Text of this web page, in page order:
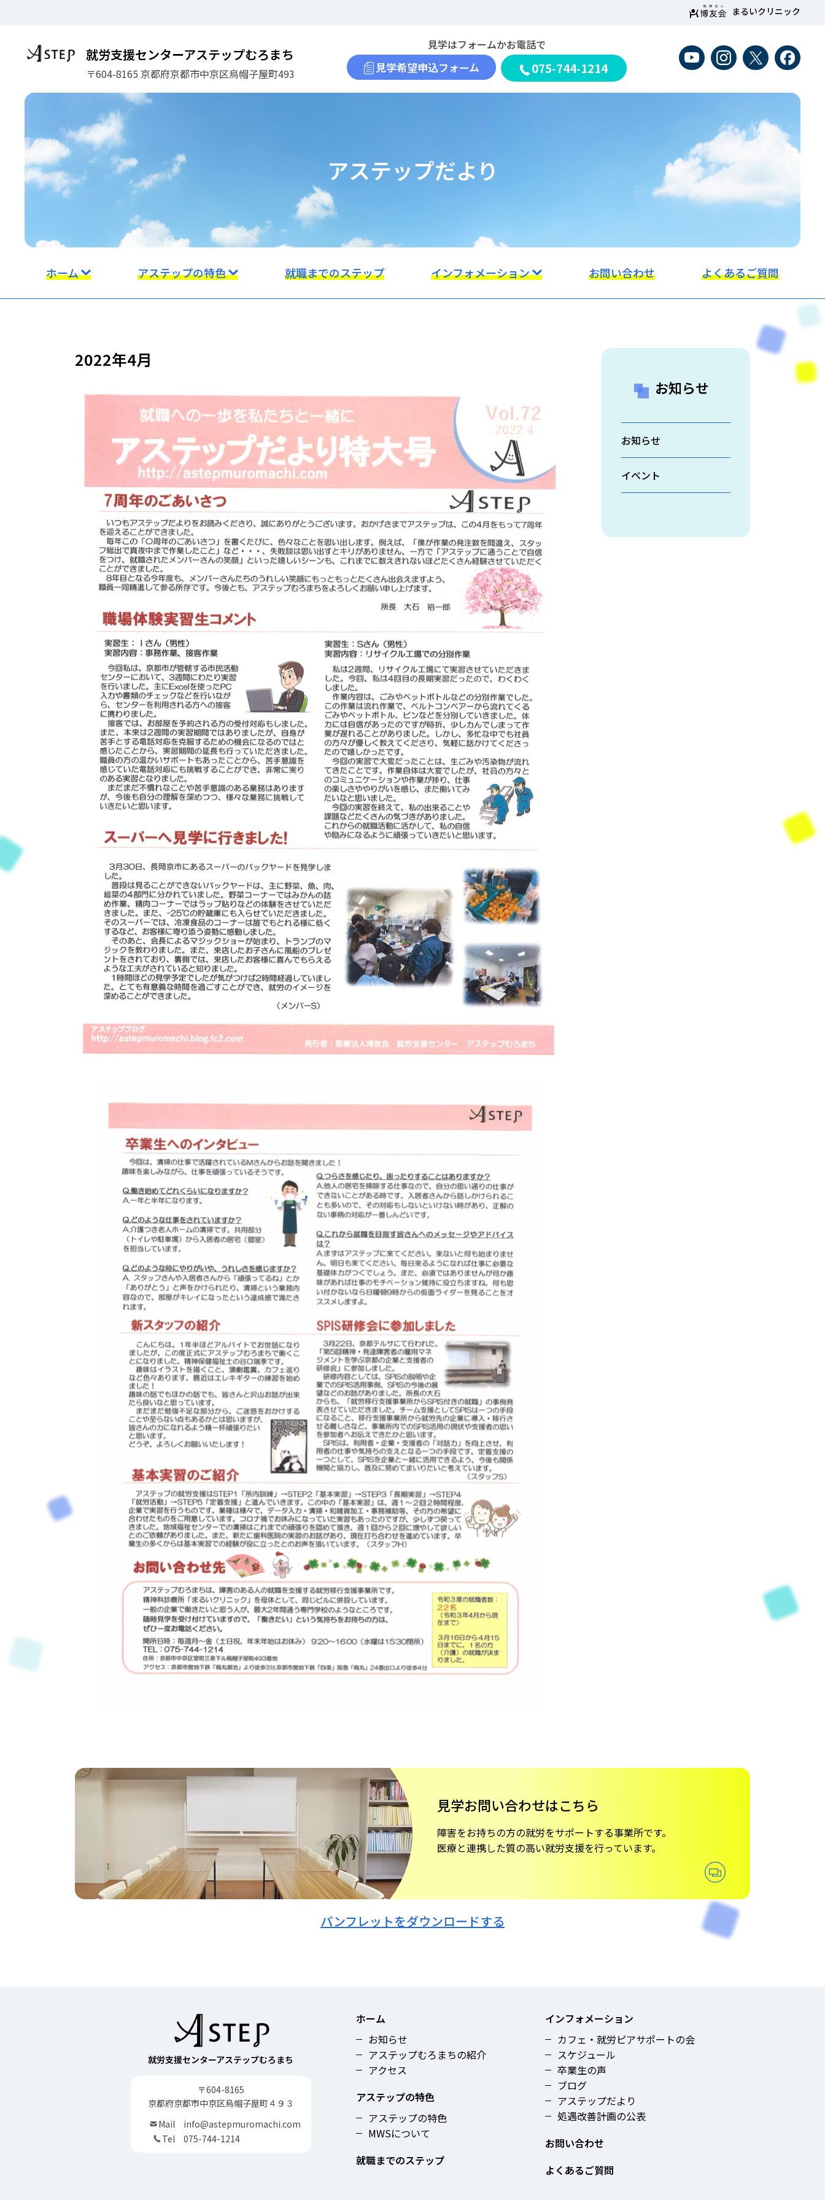
まるいクリニック
就労支援センターアステップむろまち
〒604-8165 京都府京都市中京区烏帽子屋町493
見学はフォームかお電話で
見学希望申込フォーム 075-744-1214
アステップだより
ホーム アステップの特色 就職までのステップ インフォメーション お問い合わせ よくあるご質問
2022年4月
お知らせ
お知らせ
イベント
見学お問い合わせはこちら
障害をお持ちの方の就労をサポートする事業所です。
医療と連携した質の高い就労支援を行っています。
パンフレットをダウンロードする
就労支援センターアステップむろまち
〒604-8165
京都府京都市中京区烏帽子屋町４９３
Mail
info@astepmuromachi.com
Tel
075-744-1214
ホーム
お知らせ
アステップむろまちの紹介
アクセス
アステップの特色
アステップの特色
MWSについて
就職までのステップ
インフォメーション
カフェ・就労ピアサポートの会
スケジュール
卒業生の声
ブログ
アステップだより
処遇改善計画の公表
お問い合わせ
よくあるご質問